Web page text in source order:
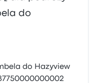
do
do Hazyview